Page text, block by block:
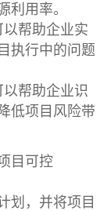
利用率。
帮助企业实
执行中的问题
帮助企业识
低项目风险带
目可控
划，并将项目